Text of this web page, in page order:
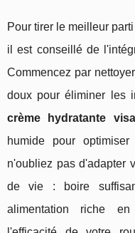
Pour tirer le meilleur
il est conseillé de
Commencez par
doux pour éliminer les
crème hydratante
humide pour
n'oubliez pas d'adapter
de vie : boire
alimentation riche en